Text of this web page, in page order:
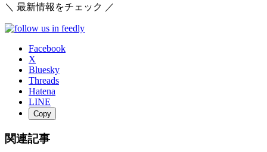
＼ 最新情報をチェック ／
Facebook
X
Bluesky
Threads
Hatena
LINE
Copy
関連記事